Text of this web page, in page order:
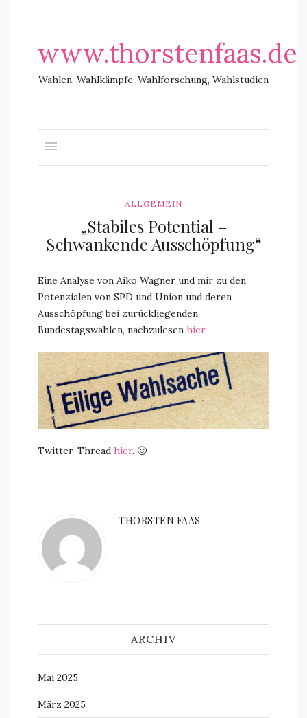
www.thorstenfaas.de
Wahlen, Wahlkämpfe, Wahlforschung, Wahlstudien
ALLGEMEIN
„Stabiles Potential –
Schwankende Ausschöpfung“
Eine Analyse von Aiko Wagner und mir zu den
Potenzialen von SPD und Union und deren
Ausschöpfung bei zurückliegenden
Bundestagswahlen, nachzulesen hier.
Twitter-Thread hier. 🙂
THORSTEN FAAS
ARCHIV
Mai 2025
März 2025